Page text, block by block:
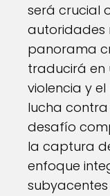
será crucial
autoridades
panorama
traducirá en
violencia y
lucha
desafío
la captura
enfoque